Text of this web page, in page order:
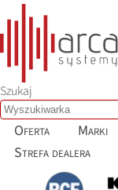
Szukaj
Oferta Marki
Strefa dealera